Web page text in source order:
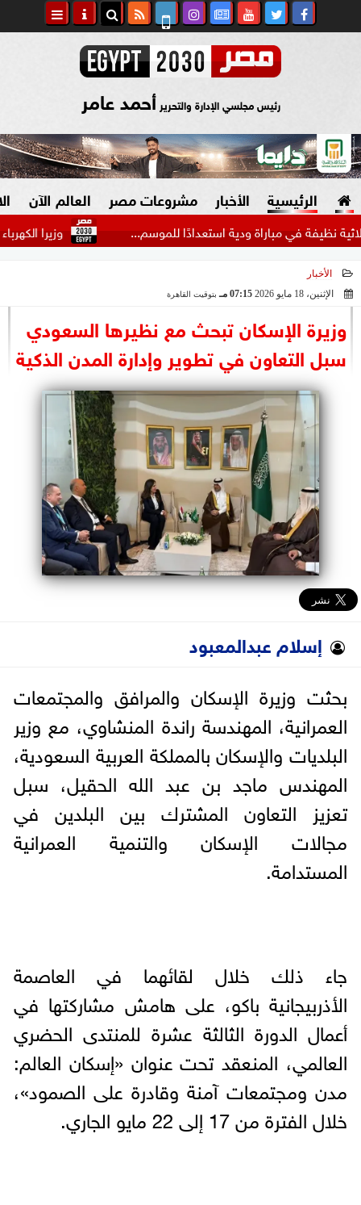
رئيس مجلسي الإدارة والتحرير أحمد عامر
الرئيسية الأخبار
السياسة
الرئاسة
البرلمان
الوزارات
الأحزاب
مشروعات مصر العالم الآن
وزيرا الكهرباء مباراة ودية استعدادًا للموسم...
الأخبار
الإثنين، 18 مايو 2026
07:15 مـ بتوقيت القاهرة
وزيرة الإسكان تبحث مع نظيرها السعودي
سبل التعاون في تطوير وإدارة المدن الذكية
إسلام عبدالمعبود
بحثت وزيرة الإسكان والمرافق والمجتمعات
العمرانية، المهندسة راندة المنشاوي، مع وزير
البلديات والإسكان بالمملكة العربية السعودية،
المهندس ماجد بن عبد الله الحقيل، سبل
تعزيز التعاون المشترك بين البلدين في
مجالات الإسكان والتنمية العمرانية
المستدامة.
جاء ذلك خلال لقائهما في العاصمة
الأذربيجانية باكو، على هامش مشاركتها في
أعمال الدورة الثالثة عشرة للمنتدى الحضري
العالمي، المنعقد تحت عنوان «إسكان العالم:
مدن ومجتمعات آمنة وقادرة على الصمود»،
خلال الفترة من 17 إلى 22 مايو الجاري.